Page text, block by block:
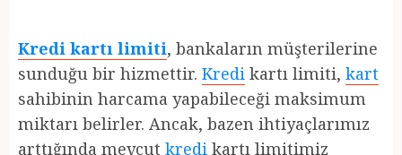
Kredi kartı limiti, bankaların müşterilerine
sunduğu bir hizmettir. Kredi kartı limiti, kart
sahibinin harcama yapabileceği maksimum
miktarı belirler. Ancak, bazen ihtiyaçlarımız
arttığında mevcut kredi kartı limitimiz